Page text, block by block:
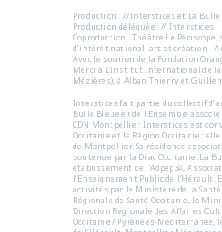
Production : // Interstices et La Bulle
Production déléguée : // Interstices
Coproduction : Théâtre Le
d’intérêt national art et création -
Avec le soutien de la Fondation
Merci à L’Institut International de
Mézières), à Alban Thierry et
Interstices fait partie du collectif
Bulle Bleue et de l‘Ensemble
CDN Montpellier. Interstices est
Occitanie et la Région Occitanie ;
de Montpellier. Sa résidence
soutenue par la Drac Occitanie. La
établissement de l’Adpep34,
l’Enseignement Public de l’Hérault.
activités par le Ministère de la
Régionale de Santé Occitanie, le
Direction Régionale des Affaires
Occitanie / Pyrénées-Méditerranée,